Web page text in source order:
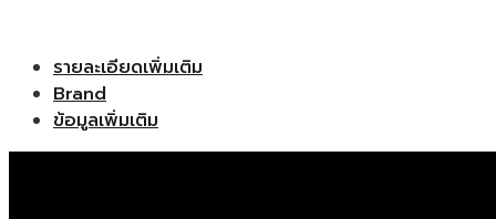
รายละเอียดเพิ่มเติม
Brand
ข้อมูลเพิ่มเติม